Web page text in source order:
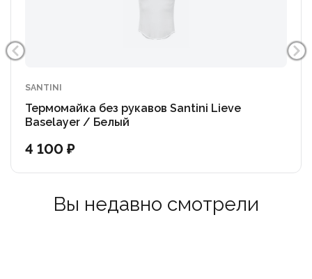
стимулирующая процесс избавления от пота.
SANTINI
Термомайка без рукавов Santini Lieve
Baselayer / Белый
4 100 ₽
Вы недавно смотрели